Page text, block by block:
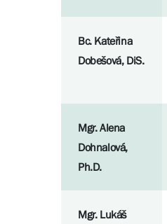
Bc. Kateřina
Dobešová, DiS.
Mgr. Alena
Dohnalová,
Ph.D.
Mgr. Lukáš